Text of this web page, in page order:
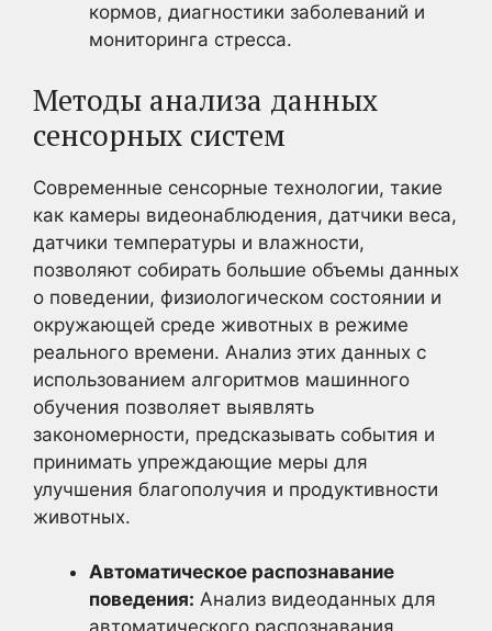
кормов, диагностики заболеваний и
мониторинга стресса.
Методы анализа данных
сенсорных систем
Современные сенсорные технологии, такие
как камеры видеонаблюдения, датчики веса,
датчики температуры и влажности,
позволяют собирать большие объемы данных
о поведении, физиологическом состоянии и
окружающей среде животных в режиме
реального времени. Анализ этих данных с
использованием алгоритмов машинного
обучения позволяет выявлять
закономерности, предсказывать события и
принимать упреждающие меры для
улучшения благополучия и продуктивности
животных.
Автоматическое распознавание
поведения: Анализ видеоданных для